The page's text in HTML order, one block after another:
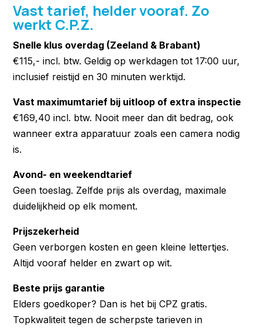
Vast tarief, helder vooraf. Zo
werkt C.P.Z.
Snelle klus overdag (Zeeland & Brabant)
€115,- incl. btw. Geldig op werkdagen tot 17:00 uur,
inclusief reistijd en 30 minuten werktijd.
Vast maximumtarief bij uitloop of extra inspectie
€169,40 incl. btw. Nooit meer dan dit bedrag, ook
wanneer extra apparatuur zoals een camera nodig
is.
Avond- en weekendtarief
Geen toeslag. Zelfde prijs als overdag, maximale
duidelijkheid op elk moment.
Prijszekerheid
Geen verborgen kosten en geen kleine lettertjes.
Altijd vooraf helder en zwart op wit.
Beste prijs garantie
Elders goedkoper? Dan is het bij CPZ gratis.
Topkwaliteit tegen de scherpste tarieven in